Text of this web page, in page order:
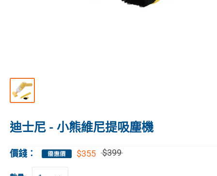
迪士尼 - 小熊維尼提吸塵機
價錢： $355 $399